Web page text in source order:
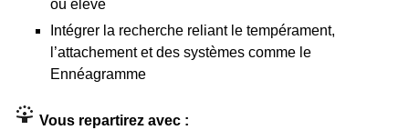
ou élevé
Intégrer la recherche reliant le tempérament,
l’attachement et des systèmes comme le
Ennéagramme
Vous repartirez avec :